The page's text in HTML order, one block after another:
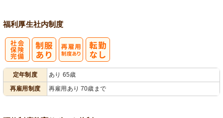
福利厚生社内制度
定年制度
あり 65歳
再雇用制度
再雇用あり 70歳まで